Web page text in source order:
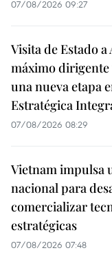
07/08/2026 09:27
Visita de Estado
máximo
una nueva etapa
Estratégica
07/08/2026 08:29
Vietnam impulsa
nacional para
comercializar
estratégicas
07/08/2026 07:48